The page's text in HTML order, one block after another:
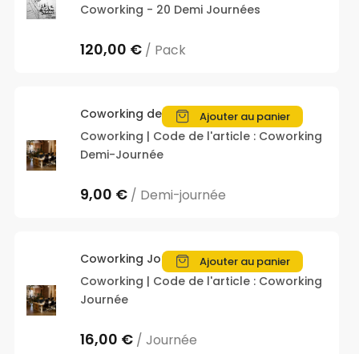
Coworking - 20 Demi Journées
120,00 € / Pack
Coworking demi-journéeAjouter au panier
Coworking | Code de l'article : Coworking
Demi-Journée
9,00 € / Demi-journée
Coworking Journée Ajouter au panier
Coworking | Code de l'article : Coworking
Journée
16,00 € / Journée